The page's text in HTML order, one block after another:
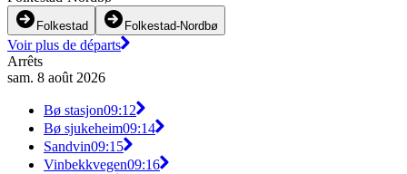
Folkestad Folkestad-Nordbø
Voir plus de départs
Arrêts
sam. 8 août 2026
Bø stasjon09:12
Bø sjukeheim09:14
Sandvin09:15
Vinbekkvegen09:16